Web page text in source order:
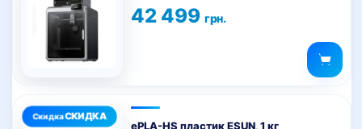
странице
товара.
42 499 грн.
ePLA-HS пластик ESUN, 1 кг
Этот
товар